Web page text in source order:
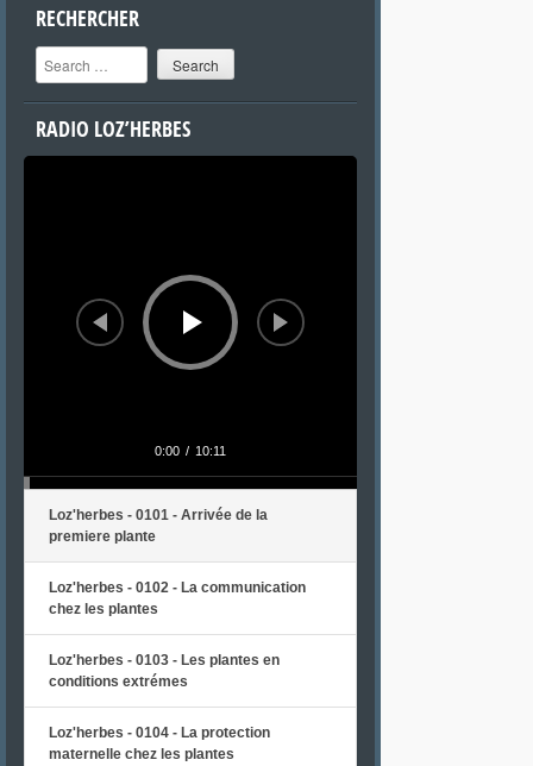
RECHERCHER
Search
RADIO LOZ’HERBES
Lecteur
0:00 / 10:11
Loz'herbes - 0101 - Arrivée de la
premiere plante
Loz'herbes - 0102 - La communication
chez les plantes
Loz'herbes - 0103 - Les plantes en
conditions extrémes
Loz'herbes - 0104 - La protection
maternelle chez les plantes